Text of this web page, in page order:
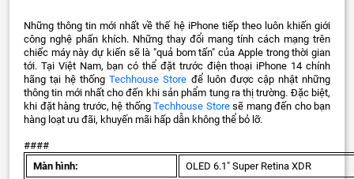
Những thông tin mới nhất về thế hệ iPhone tiếp theo luôn khiến giới
công nghệ phấn khích. Những thay đổi mang tính cách mạng trên
chiếc máy này dự kiến sẽ là "quả bom tấn" của Apple trong thời gian
tới. Tại Việt Nam, bạn có thể đặt trước điện thoại iPhone 14 chính
hãng tại hệ thốngTechhouse Store để luôn được cập nhật những
thông tin mới nhất cho đến khi sản phẩm tung ra thị trường. Đặc biệt,
khi đặt hàng trước, hệ thống Techhouse Storesẽ mang đến cho bạn
hàng loạt ưu đãi, khuyến mãi hấp dẫn không thể bỏ lỡ.
####
Màn hình:
OLED 6.1" Super Retina XDR